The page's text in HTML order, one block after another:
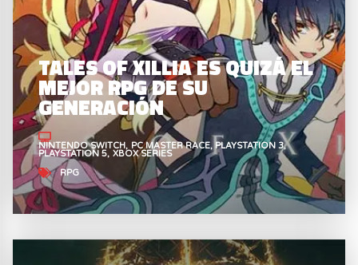
TALES OF XILLIA ES QUIZÁ EL
MEJOR RPG DE SU
GENERACIÓN
NINTENDO SWITCH PC MASTER RACE PLAYSTATION 3
PLAYSTATION 5 XBOX SERIES
RPG